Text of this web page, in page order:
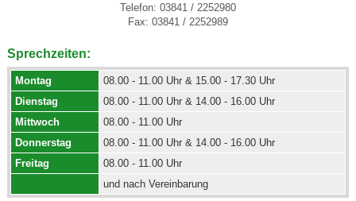
Telefon: 03841 / 2252980
Fax: 03841 / 2252989
Sprechzeiten:
Montag
08.00 - 11.00 Uhr & 15.00 - 17.30 Uhr
Dienstag
08.00 - 11.00 Uhr & 14.00 - 16.00 Uhr
Mittwoch
08.00 - 11.00 Uhr
Donnerstag
08.00 - 11.00 Uhr & 14.00 - 16.00 Uhr
Freitag
08.00 - 11.00 Uhr
und nach Vereinbarung